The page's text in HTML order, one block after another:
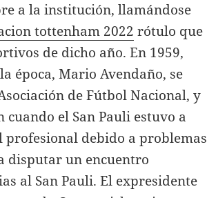
a la institución, llamándose
tottenham 2022 rótulo que
de dicho año. En 1959,
época, Mario Avendaño, se
de Fútbol Nacional, y
el San Pauli estuvo a
debido a problemas
disputar un encuentro
al San Pauli. El expresidente